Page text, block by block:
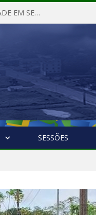
PROJETO DE LEI 002/2026 APROVADO POR UNANIMIDADE EM SESSÃO ORDINÁRIA NESTA QUINTA – FEIRA 28 DE MAIO DE 2026
SESSÕES